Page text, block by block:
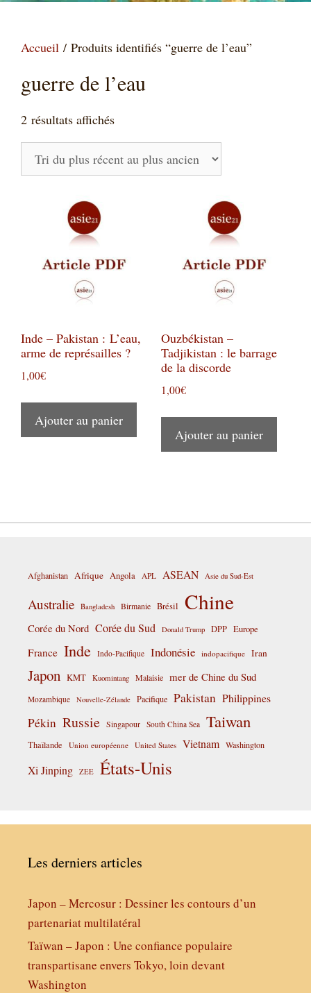
Accueil / Produits identifiés “guerre de l’eau”
guerre de l’eau
2 résultats affichésTrié
du
plus
récent
Inde – Pakistan : L’eau,
arme de représailles ?
1,00€
Ajouter au panier
Ouzbékistan –
Tadjikistan : le barrage
de la discorde
1,00€
Ajouter au panier
Afghanistan Afrique Angola APL ASEAN Asie du Sud-Est
Australie Bangladesh Birmanie Brésil Chine
Corée du Nord Corée du Sud Donald Trump DPP Europe
France Inde Indo-Pacifique Indonésie indopacifique Iran
Japon KMT Kuomintang Malaisie mer de Chine du Sud
Mozambique Nouvelle-Zélande Pacifique Pakistan Philippines
Pékin Russie Singapour South China Sea Taiwan
Thaïlande Union européenne United States Vietnam Washington
Xi Jinping ZEE États-Unis
Les derniers articles
Japon – Mercosur : Dessiner les contours d’un
partenariat multilatéral
Taïwan – Japon : Une confiance populaire
transpartisane envers Tokyo, loin devant
Washington